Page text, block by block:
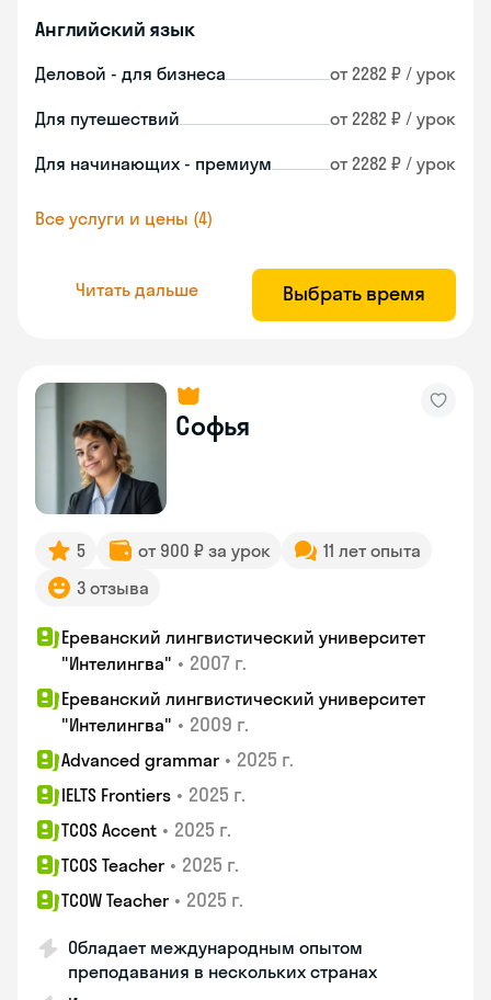
Английский язык
Деловой - для бизнеса от 2282 ₽ / урок
Для путешествий от 2282 ₽ / урок
Для начинающих - премиум от 2282 ₽ / урок
Все услуги и цены (4)
Читать дальше Выбрать время
Софья
5 от 900 ₽ за урок
11 лет опыта
3 отзыва
Ереванский лингвистический университет
"Интелингва" • 2007 г.
Ереванский лингвистический университет
"Интелингва" • 2009 г.
Advanced grammar • 2025 г.
IELTS Frontiers • 2025 г.
TCOS Accent • 2025 г.
TCOS Teacher • 2025 г.
TCOW Teacher • 2025 г.
Обладает международным опытом
преподавания в нескольких странах